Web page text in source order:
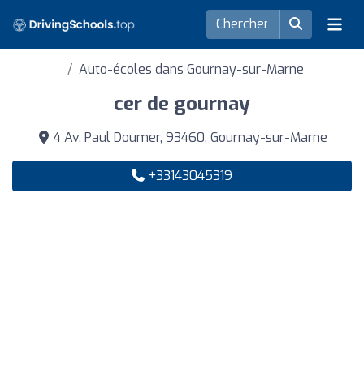
Auto-écoles dans Gournay-sur-Marne
cer de gournay
4 Av. Paul Doumer, 93460, Gournay-sur-Marne
+33143045319